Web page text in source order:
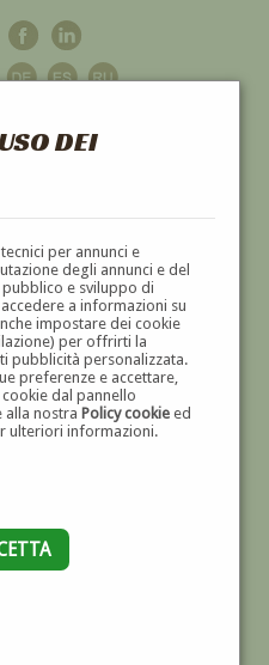
DEI
per annunci e
degli annunci e del
e sviluppo di
a informazioni su
impostare dei cookie
per offrirti la
pubblicità personalizzata.
preferenze e accettare,
dal pannello
alla nostra Policy cookieed
ulteriori informazioni.
'800 E '900